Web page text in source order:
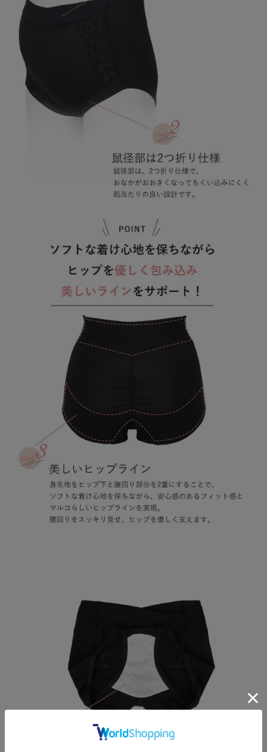
お買い物を続ける カートへ進む
RELATED ITEMS
関連商品